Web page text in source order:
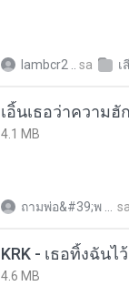
lambcr2 .. sa เ
เอิ้นเธอว่าความฮัก
4.1 MB
sa
4.6 MB